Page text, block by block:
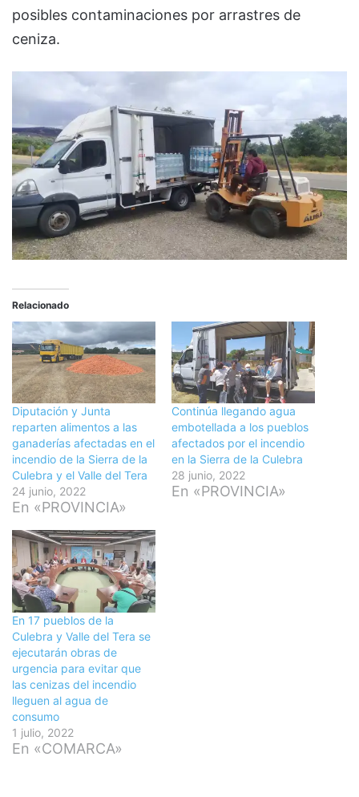
posibles contaminaciones por arrastres de
ceniza.
Relacionado
Diputación y Junta
reparten alimentos a las
ganaderías afectadas en el
incendio de la Sierra de la
Culebra y el Valle del Tera
24 junio, 2022
En «PROVINCIA»
Continúa llegando agua
embotellada a los pueblos
afectados por el incendio
en la Sierra de la Culebra
28 junio, 2022
En «PROVINCIA»
En 17 pueblos de la
Culebra y Valle del Tera se
ejecutarán obras de
urgencia para evitar que
las cenizas del incendio
lleguen al agua de
consumo
1 julio, 2022
En «COMARCA»